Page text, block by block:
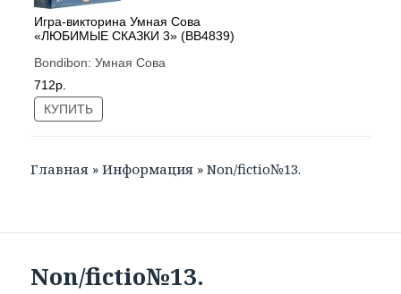
Игра-викторина Умная Сова
«ЛЮБИМЫЕ СКАЗКИ 3» (ВВ4839)
Bondibon:Умная Сова
712р.
КУПИТЬ
Главная »Информация »Non/fictio№13.
Non/fictio№13.